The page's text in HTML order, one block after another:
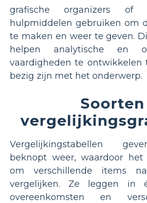
grafische organizers of
hulpmiddelen gebruiken om
te maken en weer te geven.
helpen analytische en
vaardigheden te ontwikkelen
bezig zijn met het onderwerp.
Soorten
Vergelijkingstabellen
beknopt weer, waardoor
om verschillende items
vergelijken. Ze leggen in
overeenkomsten en